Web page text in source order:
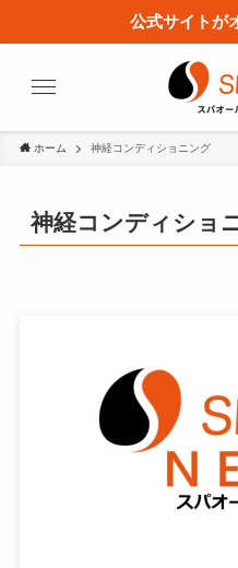
公式サイトが
ホーム 神経コンディショニング
神経コンディショ